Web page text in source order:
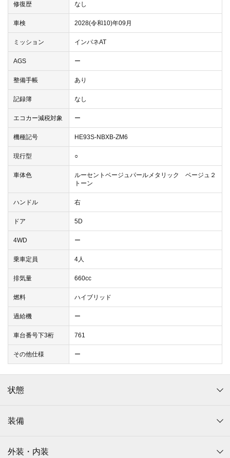
修復歴 なし
車検 2028(令和10)年09月
ミッション インパネAT
AGS ー
整備手帳 あり
記録簿 なし
エコカー減税対象 ー
機種記号 HE93S-NBXB-ZM6
現行型 ○
車体色
ルーセントベージュパールメタリック ベージュ２
トーン
ハンドル 右
ドア 5D
4WD ー
乗車定員 4人
排気量 660cc
燃料 ハイブリッド
過給機 ー
車台番号下3桁 761
その他仕様 ー
状態
装備
外装・内装